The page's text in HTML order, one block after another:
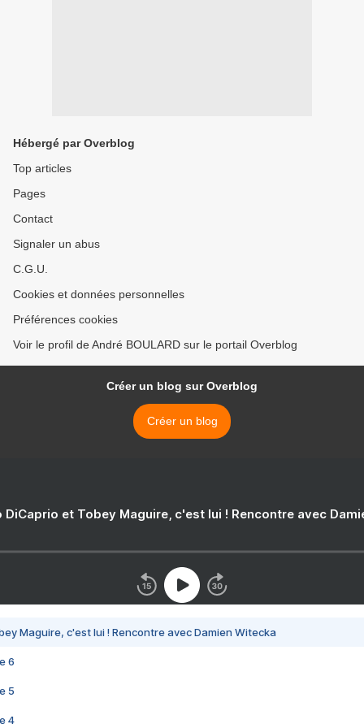
Hébergé par Overblog
Top articles
Pages
Contact
Signaler un abus
C.G.U.
Cookies et données personnelles
Préférences cookies
Voir le profil de André BOULARD sur le portail Overblog
Créer un blog sur Overblog
Créer un blog
DiCaprio et Tobey Maguire, c'est lui ! Rencontre avec
Maguire, c'est lui ! Rencontre avec Damien Witecka
6
5
4